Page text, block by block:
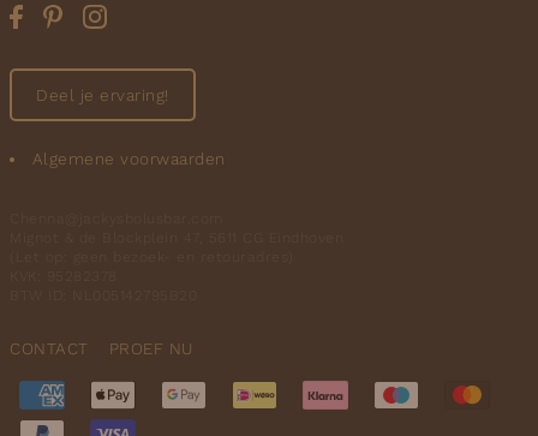
Deel je ervaring!
Algemene voorwaarden
CONTACT PROEF NU